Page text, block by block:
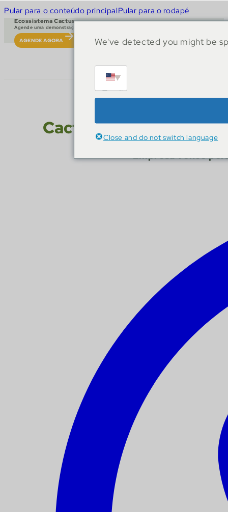
Pular para o conteúdo principalPular para o rodapé
Ecossistema Cactus
Agende uma demonstração ao vivo
AGENDE AGORA
Cactus Gaming
Empresa vence
We've detected you might be
English
Close and do not switch language